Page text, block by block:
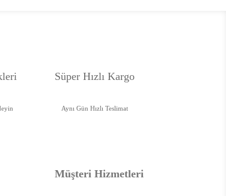
Süper Hızlı Kargo
Aynı Gün Hızlı Teslimat
Müşteri Hizmetleri